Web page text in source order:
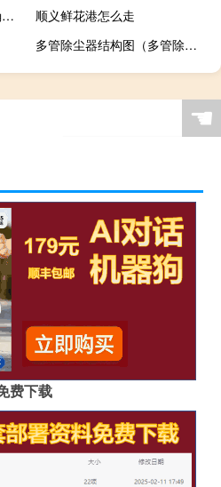
51信用卡突遭调查 监管明确网贷转型走向
顺义鲜花港怎么走
多管除尘器结构图（多管除尘器）
☚
费下载